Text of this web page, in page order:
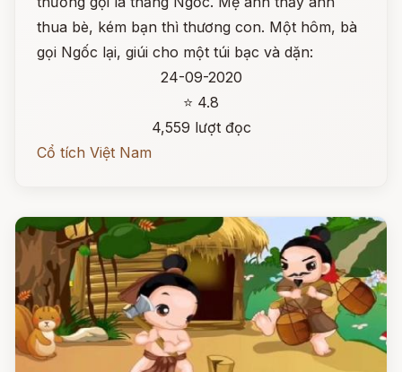
thua bè, kém bạn thì thương con. Một hôm, bà
gọi Ngốc lại, giúi cho một túi bạc và dặn:
24-09-2020
⭐ 4.8
4,559 lượt đọc
Cổ tích Việt Nam